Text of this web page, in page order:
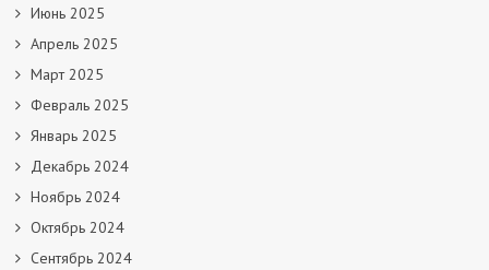
Июнь 2025
Апрель 2025
Март 2025
Февраль 2025
Январь 2025
Декабрь 2024
Ноябрь 2024
Октябрь 2024
Сентябрь 2024